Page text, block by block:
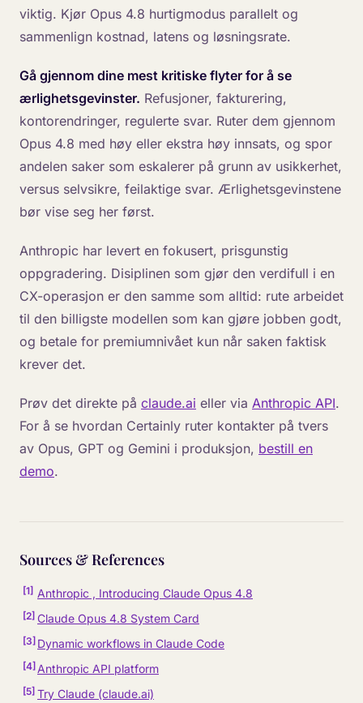
viktig. Kjør Opus 4.8 hurtigmodus parallelt og
sammenlign kostnad, latens og løsningsrate.
Gå gjennom dine mest kritiske flyter for å se
ærlighetsgevinster. Refusjoner, fakturering,
kontorendringer, regulerte svar. Ruter dem gjennom
Opus 4.8 med høy eller ekstra høy innsats, og spor
andelen saker som eskalerer på grunn av usikkerhet,
versus selvsikre, feilaktige svar. Ærlighetsgevinstene
bør vise seg her først.
Anthropic har levert en fokusert, prisgunstig
oppgradering. Disiplinen som gjør den verdifull i en
CX-operasjon er den samme som alltid: rute arbeidet
til den billigste modellen som kan gjøre jobben godt,
og betale for premiumnivået kun når saken faktisk
krever det.
Prøv det direkte på claude.ai eller via Anthropic API.
For å se hvordan Certainly ruter kontakter på tvers
av Opus, GPT og Gemini i produksjon, bestill en
demo.
Sources & References
[1] Anthropic , Introducing Claude Opus 4.8
[2] Claude Opus 4.8 System Card
[3] Dynamic workflows in Claude Code
[4] Anthropic API platform
[5] Try Claude (claude.ai)